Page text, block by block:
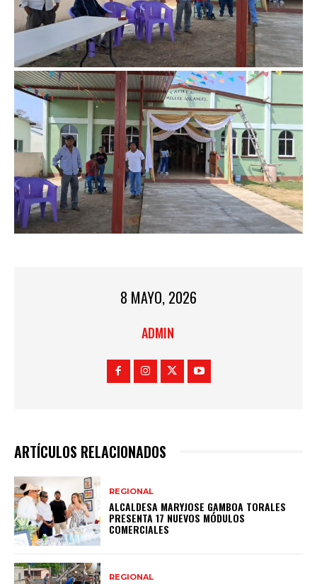
8 MAYO, 2026
ADMIN
ARTÍCULOS RELACIONADOS
REGIONAL
ALCALDESA MARYJOSE GAMBOA TORALES
PRESENTA 17 NUEVOS MÓDULOS
COMERCIALES
REGIONAL